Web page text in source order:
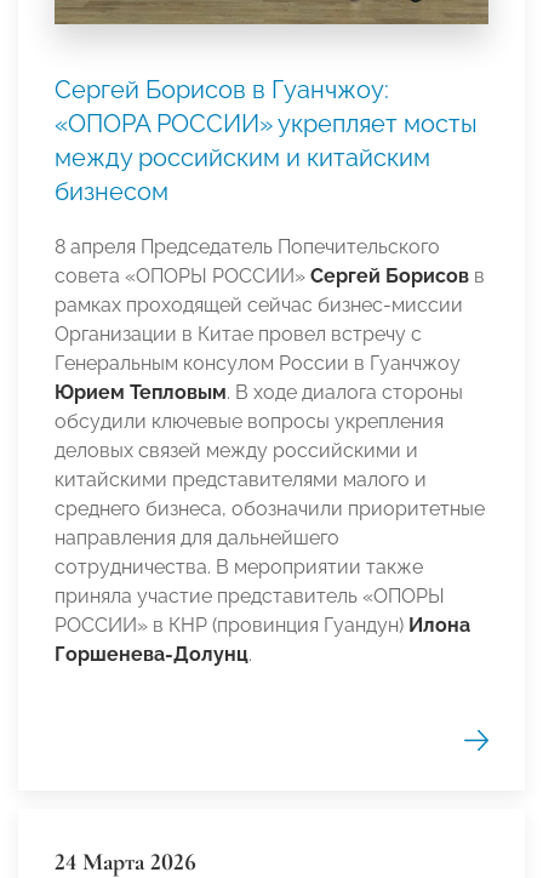
Сергей Борисов в Гуанчжоу:
«ОПОРА РОССИИ» укрепляет мосты
между российским и китайским
бизнесом
8 апреля Председатель Попечительского
совета «ОПОРЫ РОССИИ» Сергей Борисов в
рамках проходящей сейчас бизнес-миссии
Организации в Китае провел встречу с
Генеральным консулом России в Гуанчжоу
Юрием Тепловым. В ходе диалога стороны
обсудили ключевые вопросы укрепления
деловых связей между российскими и
китайскими представителями малого и
среднего бизнеса, обозначили приоритетные
направления для дальнейшего
сотрудничества. В мероприятии также
приняла участие представитель «ОПОРЫ
РОССИИ» в КНР (провинция Гуандун) Илона
Горшенева-Долунц.
24 Марта 2026